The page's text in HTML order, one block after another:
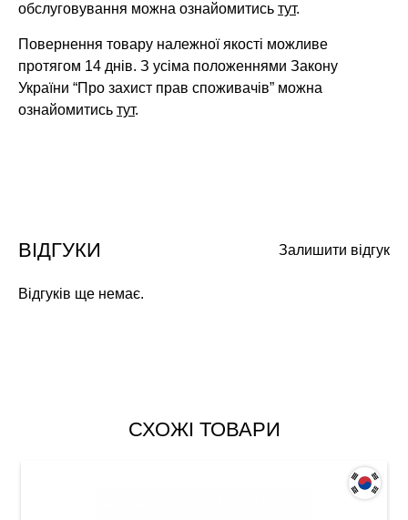
обслуговування можна ознайомитись тут.
Повернення товару належної якості можливе
протягом 14 днів. З усіма положеннями Закону
України “Про захист прав споживачів” можна
ознайомитись тут.
Залишити відгук
ВІДГУКИ
Відгуків ще немає.
СХОЖІ ТОВАРИ